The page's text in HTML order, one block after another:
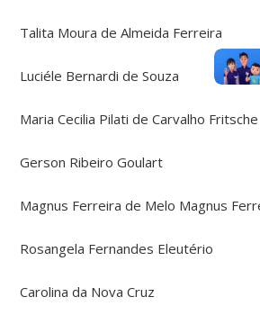
Talita Moura de Almeida Ferreira
Luciéle Bernardi de Souza
Maria Cecilia Pilati de Carvalho Fritsche
Gerson Ribeiro Goulart
Magnus Ferreira de Melo Magnus
Rosangela Fernandes Eleutério
Carolina da Nova Cruz